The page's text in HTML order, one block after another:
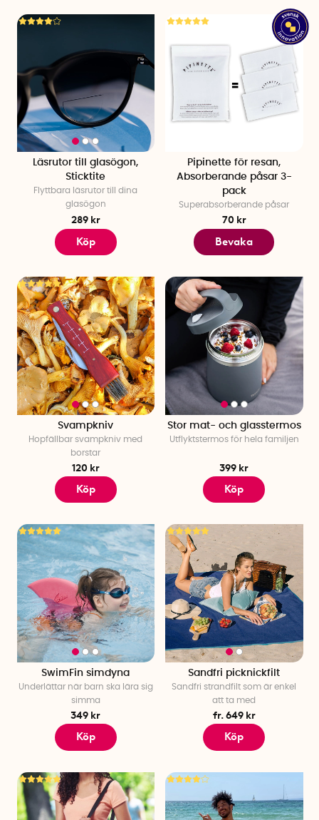
Läsrutor till glasögon,
Sticktite
Flyttbara läsrutor till dina
glasögon
289 kr
Köp
Pipinette för resan,
Absorberande påsar 3-
pack
Superabsorberande påsar
70 kr
Bevaka
Svampkniv
Hopfällbar svampkniv med
borstar
120 kr
Köp
Stor mat- och glasstermos
Utflyktstermos för hela familjen
399 kr
Köp
SwimFin simdyna
Underlättar när barn ska lära sig
simma
349 kr
Köp
Sandfri picknickfilt
Sandfri strandfilt som är enkel
att ta med
fr. 649 kr
Köp